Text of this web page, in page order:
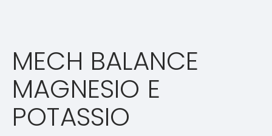
MECH BALANCE
MAGNESIO E
POTASSIO